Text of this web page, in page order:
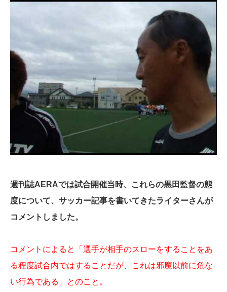
週刊誌AERAでは試合開催当時、これらの黒田監督の態
度について、サッカー記事を書いてきたライターさんが
コメントしました。
コメントによると「選手が相手のスローをすることをあ
る程度試合内ではすることだが、これは邪魔以前に危な
い行為である」とのこと。